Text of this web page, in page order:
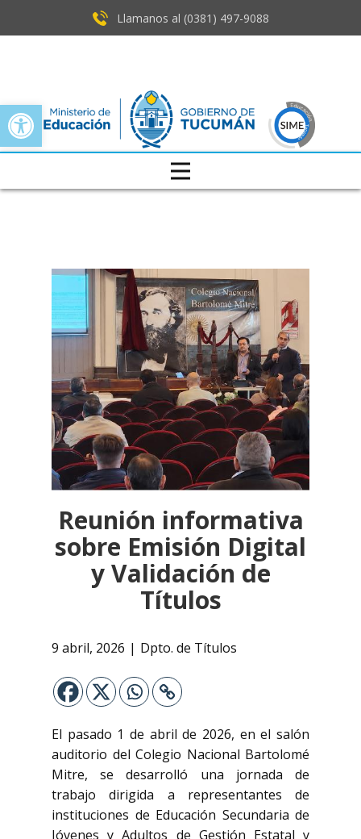
Open toolbar
Llamanos al (0381) ​497-9088
Reunión informativa
sobre Emisión Digital
y Validación de
Títulos
9 abril, 2026 Dpto. de Títulos
El pasado 1 de abril de 2026, en el salón
auditorio del Colegio Nacional Bartolomé
Mitre, se desarrolló una jornada de
trabajo dirigida a representantes de
instituciones de Educación Secundaria de
Jóvenes y Adultos de Gestión Estatal y